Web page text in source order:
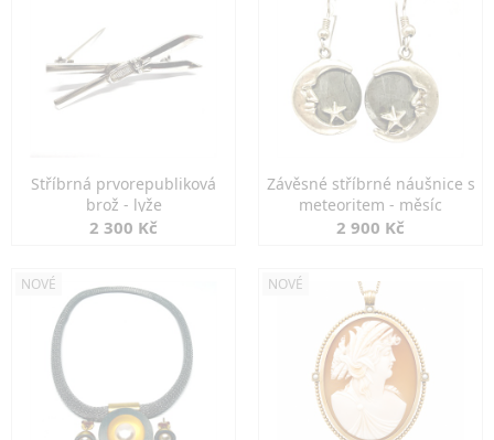
Stříbrná prvorepubliková
brož - lyže
2 300 Kč
Závěsné stříbrné náušnice s
meteoritem - měsíc
2 900 Kč
NOVÉ NOVÉ